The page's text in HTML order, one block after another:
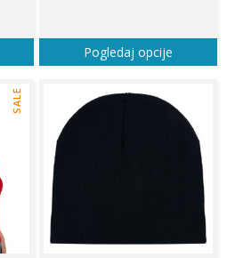
Pogledaj opcije
SALE